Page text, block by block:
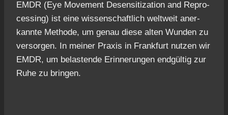
EMDR (Eye Move­ment Desen­si­tiza­ti­on and Repro­
ces­sing) ist eine wis­sen­schaft­lich welt­weit aner­
kann­te Metho­de, um genau die­se alten Wun­den zu
ver­sor­gen. In mei­ner Pra­xis in Frank­furt nut­zen wir
EMDR, um belas­ten­de Erin­ne­run­gen end­gül­tig zur
Ruhe zu brin­gen.